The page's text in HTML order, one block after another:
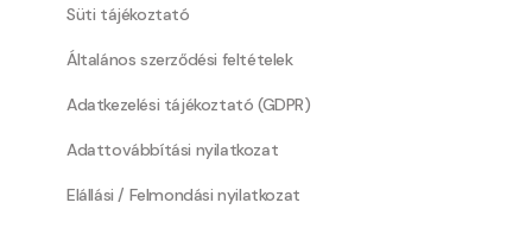
Süti tájékoztató
Általános szerződési feltételek
Adatkezelési tájékoztató (GDPR)
Adattovábbítási nyilatkozat
Elállási / Felmondási nyilatkozat